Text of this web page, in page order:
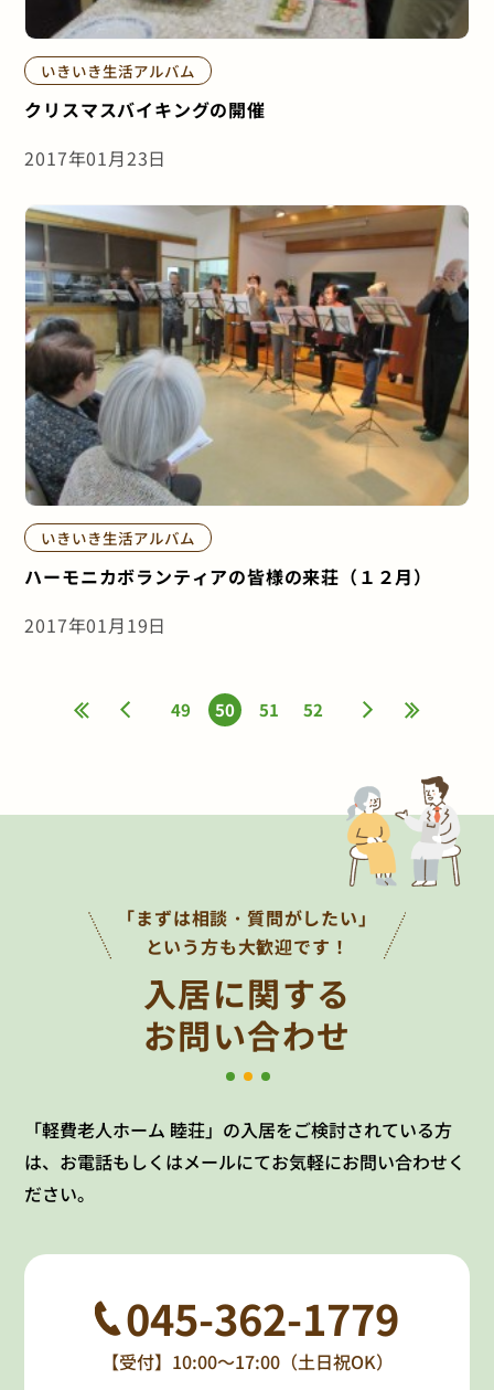
いきいき生活アルバム
クリスマスバイキングの開催
2017年01月23日
いきいき生活アルバム
ハーモニカボランティアの皆様の来荘（１２月）
2017年01月19日
« « 49 50 51 52 » »
「まずは相談・質問がしたい」
という方も大歓迎です！
入居に関する
お問い合わせ
「軽費老人ホーム 睦荘」の入居をご検討されている方
は、お電話もしくはメールにてお気軽にお問い合わせく
ださい。
045-362-1779
【受付】10:00～17:00（土日祝OK）